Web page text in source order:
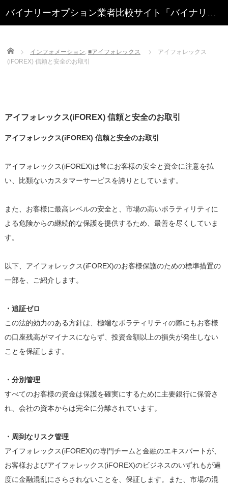
Home インフォメーション, ■アイフォレックス
アイフォレックス
(iFOREX) 信頼と安全のお取引
アイフォレックス(iFOREX) 信頼と安全のお取引
アイフォレックス(iFOREX) 信頼と安全のお取引
アイフォレックス(iFOREX)は常にお客様の安全と資金に注意を払
い、比類ないカスタマーサービスを誇りとしています。
また、お客様に最高レベルの安全と、市場の高いボラティリティに
よる危険からの継続的な保護を提供するため、最善を尽くしていま
す。
以下、アイフォレックス(iFOREX)のお客様保護のための標準措置の
一部を、ご紹介します。
・追証ゼロ
この法的効力のある方針は、極端なボラティリティの際にもお客様
の口座残高がマイナスにならず、投資金額以上の損失が発生しない
ことを保証します。
・分別管理
すべてのお客様の資金は保護を確実にするために主要銀行に保管さ
れ、会社の資本からは完全に分離されています。
・周到なリスク管理
アイフォレックス(iFOREX)の専門チームと金融のエキスパートが、
お客様およびアイフォレックス(iFOREX)のビジネスのいずれもが過
度に金融混乱にさらされないことを、保証します。また、市場の混